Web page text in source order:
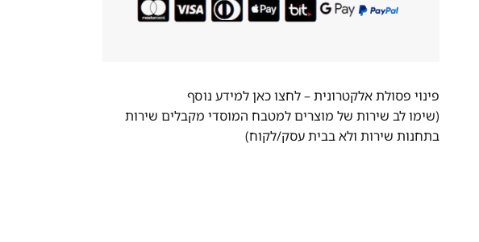
פינוי פסולת אלקטרונית –לחצו כאן למידע נוסף
(שימו לב שירות של מוצרים למטבח המוסדי מקבלים שירות
בתחנות שירות ולא בבית עסק/לקוח)